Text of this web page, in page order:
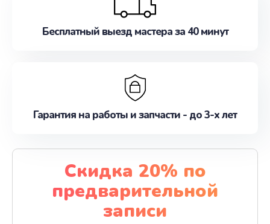
Бесплатный выезд мастера за 40 минут
Гарантия на работы и запчасти - до 3-х лет
Скидка 20% по
предварительной
записи